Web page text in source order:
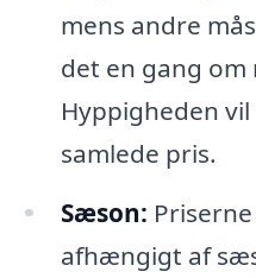
mens andre
det en gang om
Hyppigheden
samlede pris.
Sæson:
afhængigt af